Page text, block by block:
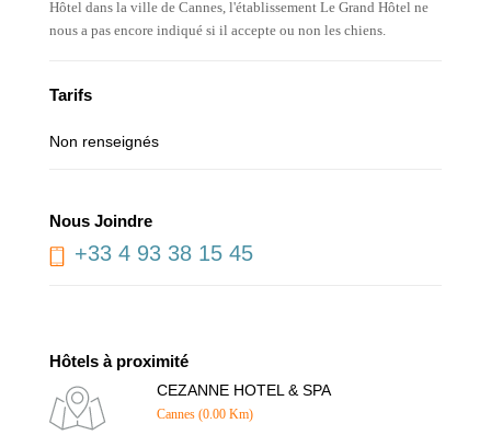
Hôtel dans la ville de Cannes, l'établissement Le Grand Hôtel ne
nous a pas encore indiqué si il accepte ou non les chiens.
Tarifs
Non renseignés
Nous Joindre
+33 4 93 38 15 45
Hôtels à proximité
CEZANNE HOTEL & SPA
Cannes (0.00 Km)